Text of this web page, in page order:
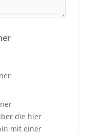
die hier
mit einer